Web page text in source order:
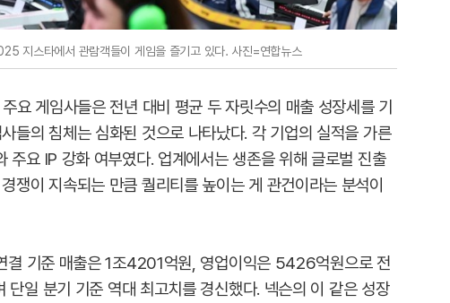
지스타에서 관람객들이 게임을 즐기고 있다. 사진=연합뉴스
요 게임사들은 전년 대비 평균 두 자릿수의 매출 성장세를 기
들의 침체는 심화된 것으로 나타났다. 각 기업의 실적을 가른
주요 IP 강화 여부였다. 업계에서는 생존을 위해 글로벌 진출
쟁이 지속되는 만큼 퀄리티를 높이는 게 관건이라는 분석이
결 기준 매출은 1조4201억원, 영업이익은 5426억원으로 전
일 분기 기준 역대 최고치를 경신했다. 넥슨의 이 같은 성장